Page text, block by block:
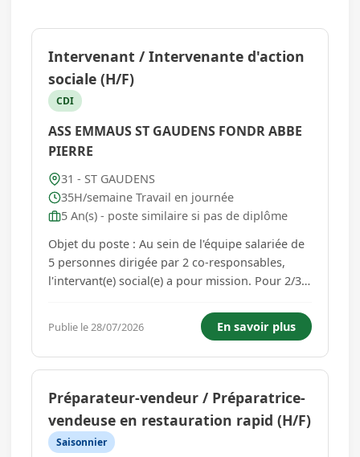
Intervenant / Intervenante d'action
sociale (H/F)
CDI
ASS EMMAUS ST GAUDENS FONDR ABBE
PIERRE
31 - ST GAUDENS
35H/semaine Travail en journée
5 An(s) - poste similaire si pas de diplôme
Objet du poste : Au sein de l'équipe salariée de
5 personnes dirigée par 2 co-responsables,
l'intervant(e) social(e) a pour mission. Pour 2/3
avec l'équipe responsable, l'accès des
compagnes et compagnons et plus
généralement des membres de l...
Publie le 28/07/2026 En savoir plus
Préparateur-vendeur / Préparatrice-
vendeuse en restauration rapid (H/F)
Saisonnier